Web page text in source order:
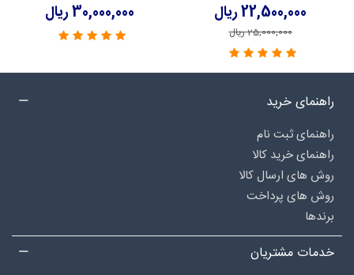
22,500,000 ریال
25,000,000 ریال
30,000,000 ریال
راهنمای خرید
راهنمای ثبت نام
راهنمای خرید کالا
روش های ارسال کالا
روش های پرداخت
برندها
خدمات مشتریان